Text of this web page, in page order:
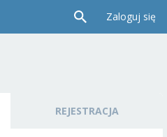
Zaloguj się
REJESTRACJA